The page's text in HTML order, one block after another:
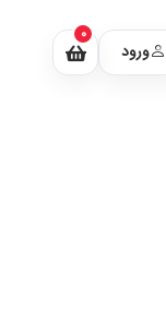
ورود
0